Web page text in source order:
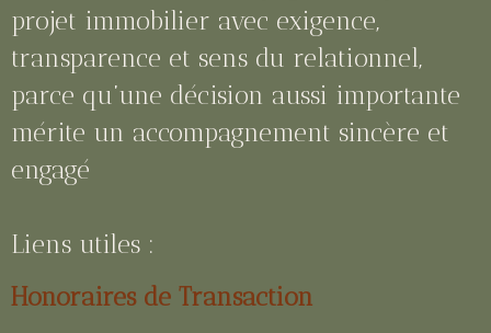
projet immobilier avec exigence,
transparence et sens du relationnel,
parce qu’une décision aussi importante
mérite un accompagnement sincère et
engagé
Liens utiles :
Honoraires de Transaction